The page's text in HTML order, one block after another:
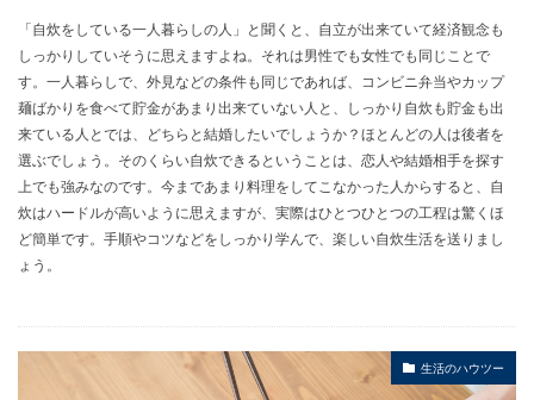
「自炊をしている一人暮らしの人」と聞くと、自立が出来ていて経済観念も
しっかりしていそうに思えますよね。それは男性でも女性でも同じことで
す。一人暮らしで、外見などの条件も同じであれば、コンビニ弁当やカップ
麺ばかりを食べて貯金があまり出来ていない人と、しっかり自炊も貯金も出
来ている人とでは、どちらと結婚したいでしょうか？ほとんどの人は後者を
選ぶでしょう。そのくらい自炊できるということは、恋人や結婚相手を探す
上でも強みなのです。今まであまり料理をしてこなかった人からすると、自
炊はハードルが高いように思えますが、実際はひとつひとつの工程は驚くほ
ど簡単です。手順やコツなどをしっかり学んで、楽しい自炊生活を送りまし
ょう。
生活のハウツー